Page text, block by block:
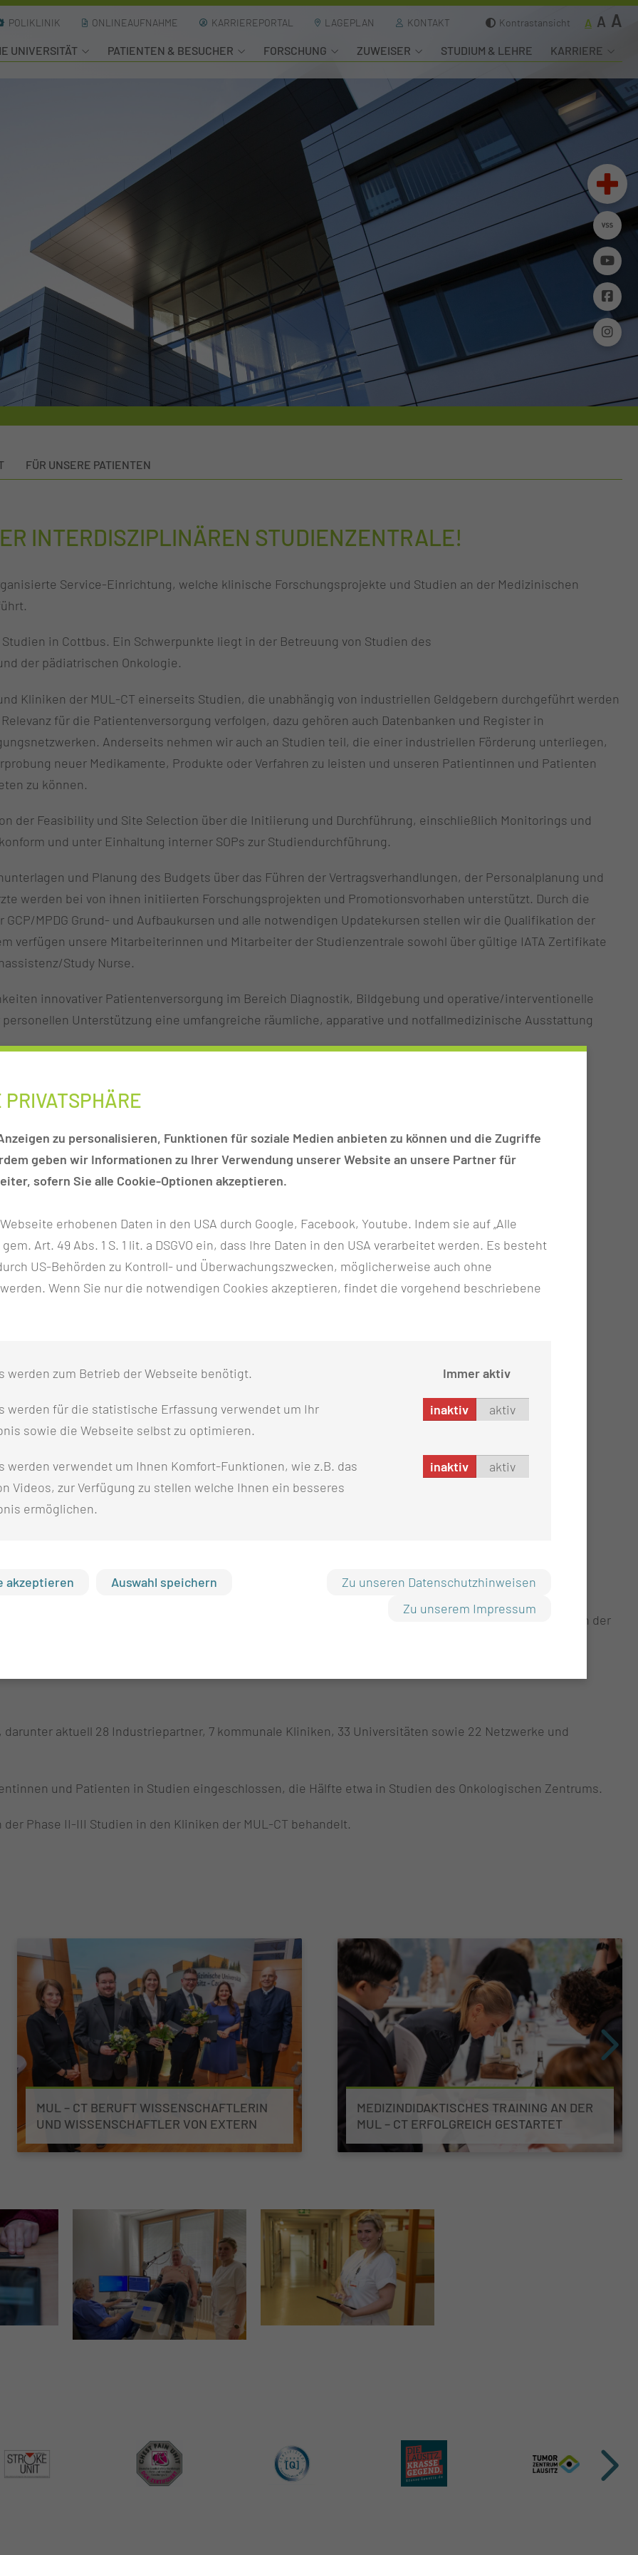
POLIKLINIK ONLINEAUFNAHME KARRIEREPORTAL LAGEPLAN KONTAKT Kontrastansicht A A A
UNIVERSITÄT PATIENTEN & BESUCHER FORSCHUNG ZUWEISER STUDIUM & LEHRE KARRIERE
FÜR UNSERE PATIENTEN
INTERDISZIPLINÄREN STUDIENZENTRALE!
Service-Einrichtung, welche klinische Forschungsprojekte und Studien an der Medizinischen
in Cottbus. Ein Schwerpunkte liegt in der Betreuung von Studien des
der pädiatrischen Onkologie.
Kliniken der MUL-CT einerseits Studien, die unabhängig von industriellen Geldgebern durchgeführt werden
für die Patientenversorgung verfolgen, dazu gehören auch Datenbanken und Register in
Anderseits nehmen wir auch an Studien teil, die einer industriellen Förderung unterliegen,
neuer Medikamente, Produkte oder Verfahren zu leisten und unseren Patientinnen und Patienten
zu können.
der Feasibility und Site Selection über die Initiierung und Durchführung, einschließlich Monitorings und
und unter Einhaltung interner SOPs zur Studiendurchführung.
und Planung des Budgets über das Führen der Vertragsverhandlungen, der Personalplanung und
werden bei von ihnen initiierten Forschungsprojekten und Promotionsvorhaben unterstützt. Durch die
MPDG Grund- und Aufbaukursen und alle notwendigen Updatekursen stellen wir die Qualifikation der
verfügen unsere Mitarbeiterinnen und Mitarbeiter der Studienzentrale sowohl über gültige IATA Zertifikate
Study Nurse.
innovativer Patientenversorgung im Bereich Diagnostik, Bildgebung und operative/interventionelle
Unterstützung eine umfangreiche räumliche, apparative und notfallmedizinische Ausstattung
zum Krankenhausinformationssystem
und Dokumentare und Study Nurses
und Patienten und gesunden Probandinnen und Probanden inkl. digitaler EKG Aufzeichnung,
Wiegen und Blutdruckmessung
für IMPs bei Raumtemperatur und 4°C
für Biomaterialien bei -20°C und -70°C
Blutprodukten sowie zum Probenversand
und therapeutischen Verfahren aller Disziplinen des Klinikums in Anlehnung an einen
und Instituten im Rahmen von Studien ist gut etabliert. Hervorzuheben ist die Verfügbarkeit der
und Mitarbeiter in GCP-Kursen für Prüfer und Prüfgruppenmitglieder nach AMG. Bei Interesse an der
bitte mit uns Kontakt auf.
aktuell 28 Industriepartner, 7 kommunale Kliniken, 33 Universitäten sowie 22 Netzwerke und
und Patienten in Studien eingeschlossen, die Hälfte etwa in Studien des Onkologischen Zentrums.
Phase II-III Studien in den Kliniken der MUL-CT behandelt.
MUL – CT BERUFT WISSENSCHAFTLERIN
UND WISSENSCHAFTLER VON EXTERN
MEDIZINDIDAKTISCHES TRAINING AN DER
MUL – CT ERFOLGREICH GESTARTET
zu personalisieren, Funktionen für soziale Medien anbieten zu können und die Zugriffe
geben wir Informationen zu Ihrer Verwendung unserer Website an unsere Partner für
sofern Sie alle Cookie-Optionen akzeptieren.
erhobenen Daten in den USA durch Google, Facebook, Youtube. Indem sie auf „Alle
Art. 49 Abs. 1 S. 1 lit. a DSGVO ein, dass Ihre Daten in den USA verarbeitet werden. Es besteht
US-Behörden zu Kontroll- und Überwachungszwecken, möglicherweise auch ohne
Wenn Sie nur die notwendigen Cookies akzeptieren, findet die vorgehend beschriebene
werden zum Betrieb der Webseite benötigt. Immer aktiv
werden für die statistische Erfassung verwendet um Ihr
sowie die Webseite selbst zu optimieren.
inaktiv aktiv
werden verwendet um Ihnen Komfort-Funktionen, wie z.B. das
Videos, zur Verfügung zu stellen welche Ihnen ein besseres
ermöglichen.
inaktiv aktiv
akzeptieren Auswahl speichern
Zu unseren Datenschutzhinweisen
Zu unserem Impressum